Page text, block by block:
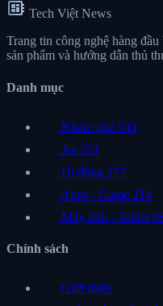
developer_board Tech Việt News
Trang tin công nghệ hàng
sản phẩm và hướng dẫn thủ
Danh mục
Khám phá 543
Xe 281
Di động 277
Apps - Game 214
Máy tính - Tablet
Chính sách
Giới thiệu